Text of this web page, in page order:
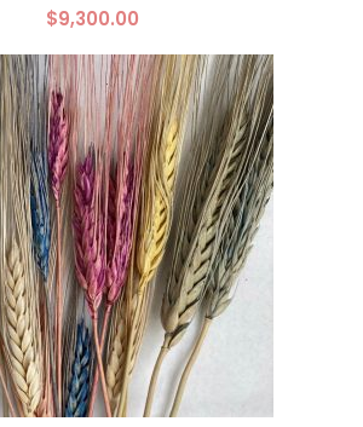
$9,300.00